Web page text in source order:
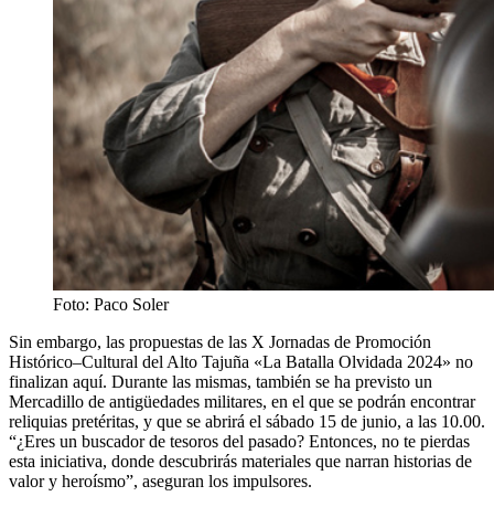
Foto: Paco Soler
Sin embargo, las propuestas de las X Jornadas de Promoción
Histórico–Cultural del Alto Tajuña «La Batalla Olvidada 2024» no
finalizan aquí. Durante las mismas, también se ha previsto un
Mercadillo de antigüedades militares, en el que se podrán encontrar
reliquias pretéritas, y que se abrirá el sábado 15 de junio, a las 10.00.
“¿Eres un buscador de tesoros del pasado? Entonces, no te pierdas
esta iniciativa, donde descubrirás materiales que narran historias de
valor y heroísmo”, aseguran los impulsores.